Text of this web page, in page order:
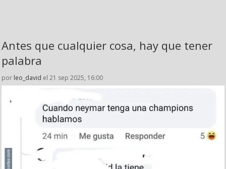
Antes que cualquier cosa, hay que tener
palabra
por leo_david el 21 sep 2025, 16:00